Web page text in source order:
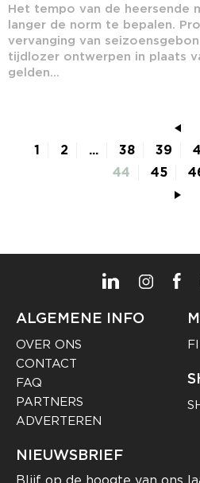
Het tempo van de heersende
langer de norm te bepalen.
vervanging van
tijdlozer ontwerpen in plaats
gelden...
1 2 ... 38 39
44
45
ALGEMENE INFO
OVER ONS
CONTACT
FAQ
PARTNERS
ADVERTEREN
NIEUWSBRIEF